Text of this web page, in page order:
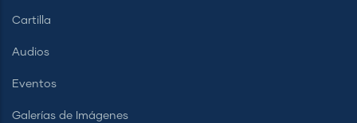
Cartilla
Audios
Eventos
Galerías de Imágenes